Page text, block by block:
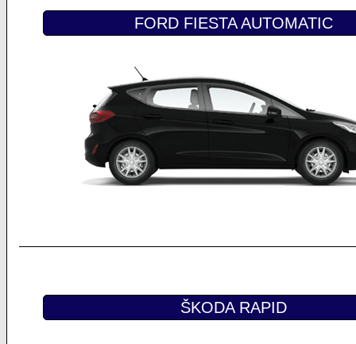
FORD FIESTA AUTOMATIC
ŠKODA RAPID